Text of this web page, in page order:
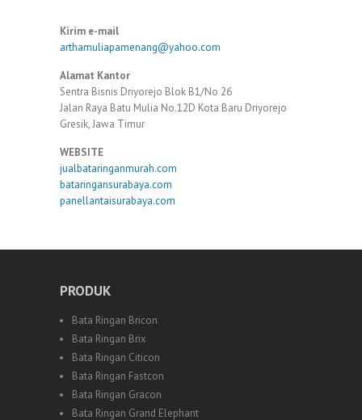
Kirim e-mail
arthamuliapamenang@yahoo.com
Alamat Kantor
Sentra Bisnis Driyorejo Blok B1/No 26
Jalan Raya Batu Mulia No.12D Kota Baru Driyorejo
Gresik, Jawa Timur
WEBSITE
jualbataringanmurah.com
bataringansurabaya.com
panellantaisurabaya.com
PRODUK
Bata Ringan Bricon
Bata Ringan Brix
Bata Ringan Citicon
Bata Ringan Fastcon
Bata Ringan Gracon
Bata Ringan Grand Elephant